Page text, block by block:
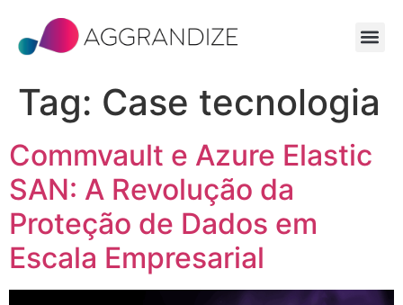
Tag: Case tecnologia
Commvault e Azure Elastic
SAN: A Revolução da
Proteção de Dados em
Escala Empresarial